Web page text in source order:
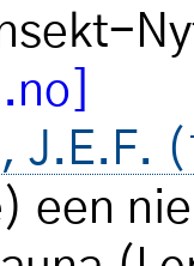
J.E.F.
een